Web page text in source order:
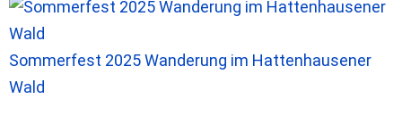
Sommerfest 2025 Wanderung im Hattenhausener
Wald